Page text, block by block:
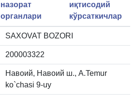
назорат
органлари
иқтисодий
кўрсаткичлар
SAXOVAT BOZORI
200003322
Навоий, Навоий ш., A.Temur
ko`chasi 9-uy